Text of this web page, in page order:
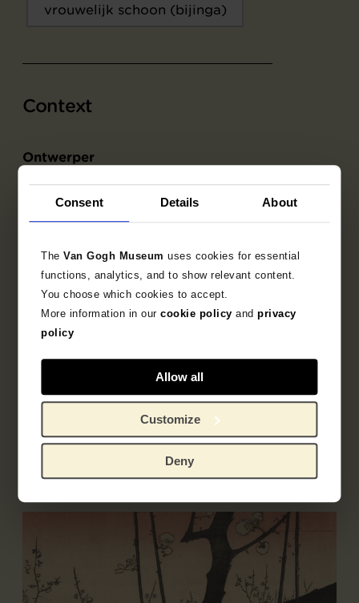
Consent Details About
TheVan Gogh Museumuses cookies for essential
functions, analytics, and to show relevant content.
You choose which cookies to accept.
More information in ourcookie policy andprivacy
policy
Allow all
Customize
Deny
vrouwelijk schoon (bijinga)
Context
Ontwerper
Utagawa Kunisada
Yamadaya Shōjirō
Objectgegevens
Opschriften / merken
Tentoonstellingen